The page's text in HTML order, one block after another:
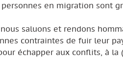
personnes en migration sont
saluons et rendons
contraintes de fuir leur
échapper aux conflits, à la